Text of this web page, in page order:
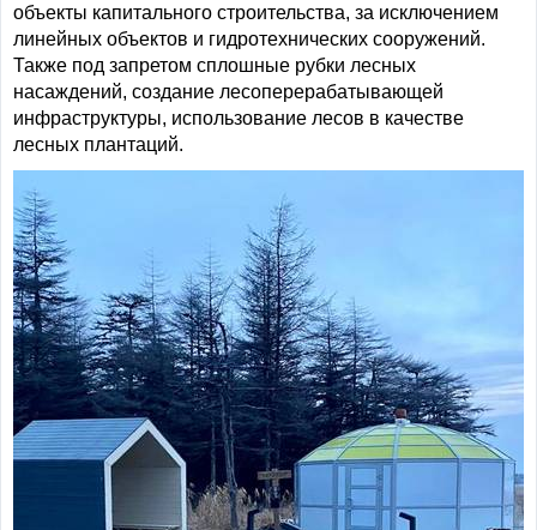
объекты капитального строительства, за исключением
линейных объектов и гидротехнических сооружений.
Также под запретом сплошные рубки лесных
насаждений, создание лесоперерабатывающей
инфраструктуры, использование лесов в качестве
лесных плантаций.